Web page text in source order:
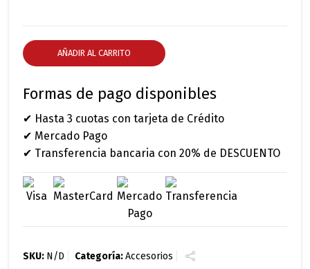
AÑADIR AL CARRITO
Formas de pago disponibles
✔ Hasta 3 cuotas con tarjeta de Crédito
✔ Mercado Pago
✔ Transferencia bancaria con 20% de DESCUENTO
SKU: N/D Categoría:Accesorios